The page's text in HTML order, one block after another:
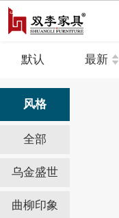
默认 最新
风格
全部
乌金盛世
曲柳印象